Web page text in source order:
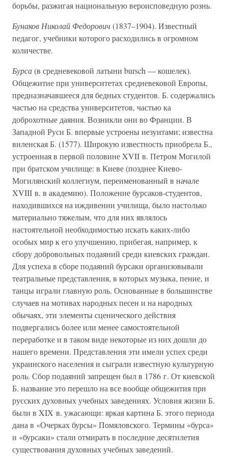
борьбы, разжигая национальную вероисповедную рознь.
Бунаков Николай Федорович (1837–1904). Известный
педагог, учебники которого расходились в огромном
количестве.
Бурса(в средневековой латыни bursch — кошелек).
Общежитие при университетах средневековой Европы,
предназначавшееся для бедных студентов. Б. содержались
частью на средства университетов, частью ка
доброхотные даяния. Возникли они во Франции. В
Западной Руси Б. впервые устроены иезуитами; известна
виленская Б. (1577). Широкую известность приобрела Б.,
устроенная в первой половине XVII в. Петром Могилой
при братском училище: в Киеве (позднее Киево-
Могилянский коллегиум, переименованный в начале
XVIII в. в академию). Положение бурсаков-студентов,
находившихся на иждивении училища, было настолько
материально тяжелым, что для них являлось
настоятельной необходимостью искать каких-либо
особых мир к его улучшению, прибегая, например, к
сбору добровольных подаяний среди киевских граждан.
Для успеха в сборе подаяний бурсаки организовывали
театральные представления, в которых музыка, пение, и
танцы играли главную роль. Основанные в большинстве
случаев на мотивах народных песен и на народных
обычаях, эти элементы сценического действия
подвергались более или менее самостоятельной
переработке и в таком виде некоторые из них дошли до
нашего времени. Представления эти имели успех среди
украинского населения и сыграли известную культурную
роль. Сбор подаяний запрещен был в 1786 г. От киевской
Б. название это перешло на все вообще общежития при
русских духовных учебных заведениях. Условия жизни Б.
были в XIX в. ужасающи: яркая картина Б. этого периода
дана в «Очерках бурсы» Помяловского. Термины «бурса»
и «бурсаки» стали отмирать в последние десятилетия
существования духовных учебных заведений.